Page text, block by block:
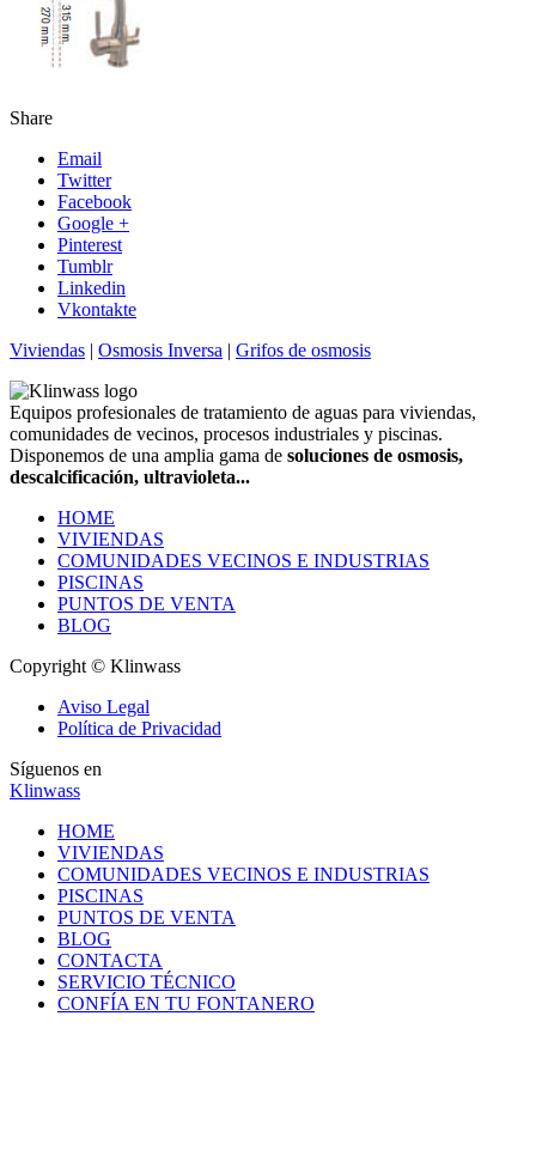
Share
Email
Twitter
Facebook
Google +
Pinterest
Tumblr
Linkedin
Vkontakte
Viviendas | Osmosis Inversa | Grifos de osmosis
Equipos profesionales de tratamiento de aguas para viviendas,
comunidades de vecinos, procesos industriales y piscinas.
Disponemos de una amplia gama de soluciones de osmosis,
descalcificación, ultravioleta...
HOME
VIVIENDAS
COMUNIDADES VECINOS E INDUSTRIAS
PISCINAS
PUNTOS DE VENTA
BLOG
Copyright © Klinwass
Aviso Legal
Política de Privacidad
Síguenos en
Klinwass
HOME
VIVIENDAS
COMUNIDADES VECINOS E INDUSTRIAS
PISCINAS
PUNTOS DE VENTA
BLOG
CONTACTA
SERVICIO TÉCNICO
CONFÍA EN TU FONTANERO